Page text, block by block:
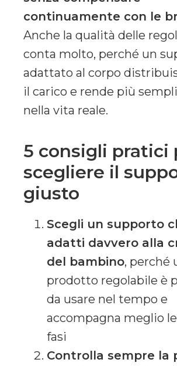
continuamente con le
Anche la qualità delle
conta molto, perché un
adattato al corpo
il carico e rende più
nella vita reale.
5 consigli pratici
scegliere il
giusto
Scegli un supporto
adatti davvero alla
del bambino, perché
prodotto regolabile è
da usare nel tempo e
accompagna meglio
fasi
Controlla sempre la